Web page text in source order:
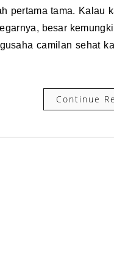
besar
camilan sehat
Continue